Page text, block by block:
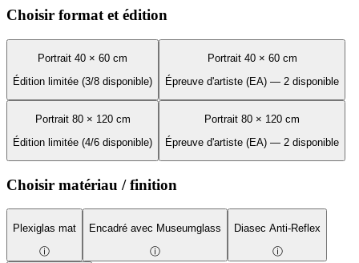
Choisir format et édition
Portrait 40 × 60 cm
Édition limitée (3/8 disponible)
Portrait 40 × 60 cm
Épreuve d'artiste (EA) — 2 disponible
Portrait 80 × 120 cm
Édition limitée (4/6 disponible)
Portrait 80 × 120 cm
Épreuve d'artiste (EA) — 2 disponible
Choisir matériau / finition
Plexiglas mat
ⓘ
Encadré avec Museumglass
ⓘ
Diasec Anti-Reflex
ⓘ